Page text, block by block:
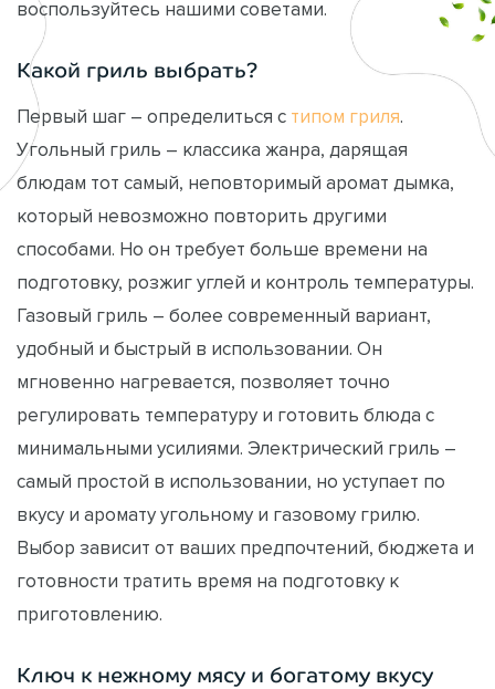
воспользуйтесь нашими советами.
Какой гриль выбрать?
Первый шаг – определиться с типом гриля.
Угольный гриль – классика жанра, дарящая
блюдам тот самый, неповторимый аромат дымка,
который невозможно повторить другими
способами. Но он требует больше времени на
подготовку, розжиг углей и контроль температуры.
Газовый гриль – более современный вариант,
удобный и быстрый в использовании. Он
мгновенно нагревается, позволяет точно
регулировать температуру и готовить блюда с
минимальными усилиями. Электрический гриль –
самый простой в использовании, но уступает по
вкусу и аромату угольному и газовому грилю.
Выбор зависит от ваших предпочтений, бюджета и
готовности тратить время на подготовку к
приготовлению.
Ключ к нежному мясу и богатому вкусу